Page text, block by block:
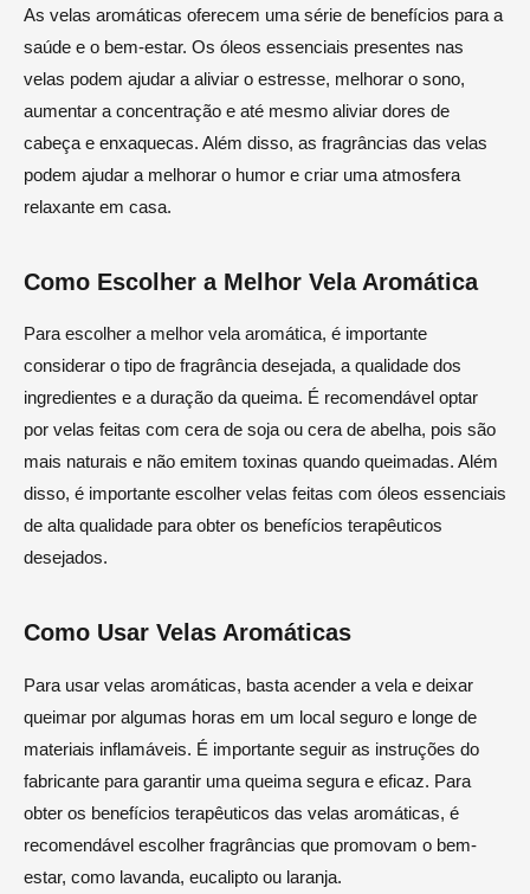
As velas aromáticas oferecem uma série de benefícios para a
saúde e o bem-estar. Os óleos essenciais presentes nas
velas podem ajudar a aliviar o estresse, melhorar o sono,
aumentar a concentração e até mesmo aliviar dores de
cabeça e enxaquecas. Além disso, as fragrâncias das velas
podem ajudar a melhorar o humor e criar uma atmosfera
relaxante em casa.
Como Escolher a Melhor Vela Aromática
Para escolher a melhor vela aromática, é importante
considerar o tipo de fragrância desejada, a qualidade dos
ingredientes e a duração da queima. É recomendável optar
por velas feitas com cera de soja ou cera de abelha, pois são
mais naturais e não emitem toxinas quando queimadas. Além
disso, é importante escolher velas feitas com óleos essenciais
de alta qualidade para obter os benefícios terapêuticos
desejados.
Como Usar Velas Aromáticas
Para usar velas aromáticas, basta acender a vela e deixar
queimar por algumas horas em um local seguro e longe de
materiais inflamáveis. É importante seguir as instruções do
fabricante para garantir uma queima segura e eficaz. Para
obter os benefícios terapêuticos das velas aromáticas, é
recomendável escolher fragrâncias que promovam o bem-
estar, como lavanda, eucalipto ou laranja.